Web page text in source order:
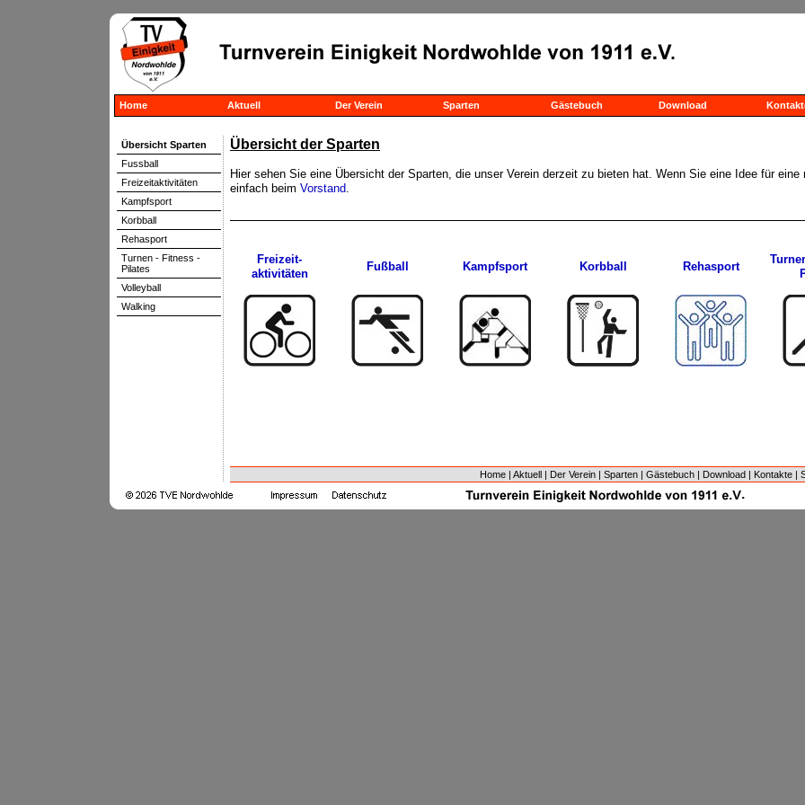
Home Aktuell Der Verein Sparten Gästebuch Download
Übersicht der Sparten
Hier sehen Sie eine Übersicht der Sparten, die unser Verein derzeit zu bieten hat. Wenn Sie eine Idee für
einfach beim Vorstand.
Freizeit-
aktivitäten
Fußball Kampfsport Korbball Rehasport
Home | Aktuell | Der Verein | Sparten | Gästebuch | Download | Kontakte |
Übersicht Sparten
Fussball
Freizeitaktivitäten
Kampfsport
Korbball
Rehasport
Turnen - Fitness -
Pilates
Volleyball
Walking